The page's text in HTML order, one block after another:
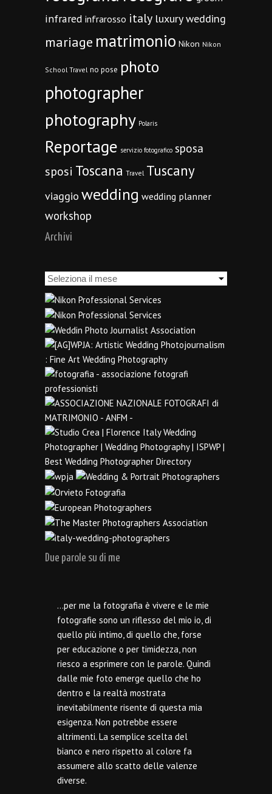
infrared infrarosso italy luxury wedding
mariage matrimonio Nikon Nikon
School Travel no pose photo
photographer
photography Polaris
Reportage servizio fotografico sposa
sposi Toscana Travel Tuscany
viaggio wedding wedding planner
workshop
Archivi
Archivi
Due parole su di me
…per me la fotografia è vivere e le mie
fotografie sono un riflesso del mio io, di
quello più intimo, di quello che, forse
per educazione o per timidezza, non
riesco a esprimere con le parole. Quindi
dalle mie foto emerge quello che ho
dentro e la realtà mostrata
inevitabilmente risente di questa mia
esigenza. Non potrebbe essere
altrimenti. La semplice scelta del
bianco e nero rispetto al colore fa
assumere allo scatto delle valenze
diverse.